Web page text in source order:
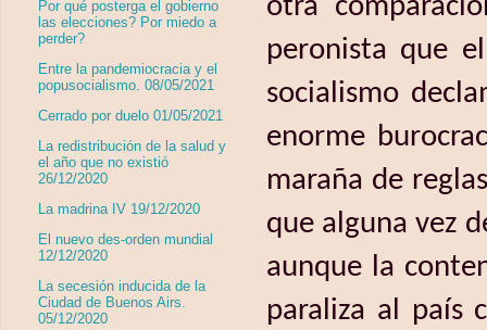
otra
peronista que
socialismo
enorme
maraña de
que alguna vez
aunque la
paraliza al país
Por qué posterga el gobierno
las elecciones? Por miedo a
perder?
Entre la pandemiocracia y el
popusocialismo. 08/05/2021
Cerrado por duelo 01/05/2021
La redistribución de la salud y
el año que no existió
26/12/2020
La madrina IV 19/12/2020
El nuevo des-orden mundial
12/12/2020
La secesión inducida de la
Ciudad de Buenos Airs.
05/12/2020